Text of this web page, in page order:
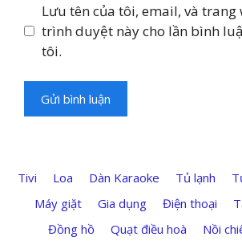
Lưu tên của tôi, email, và trang
trình duyệt này cho lần bình
tôi.
Tivi Loa Dàn Karaoke Tủ lạnh
Máy giặt
Gia dụng Điện thoại
Đồng hồ
Quạt điều hoà Nồi